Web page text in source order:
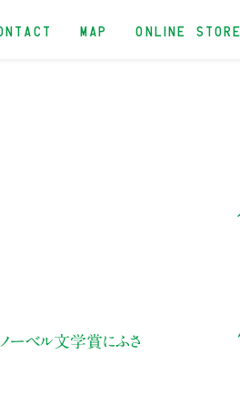
MAP ONLINE STORE
ノーベル文学賞にふさ